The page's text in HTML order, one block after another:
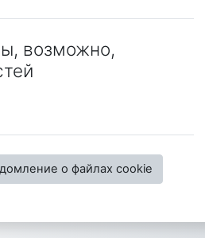
возможно,
о файлах cookie